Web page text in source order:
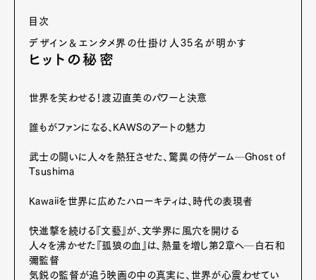
目次
デザイン＆エンタメ界の仕掛け人35名が明かす
ヒットの秘密
世界を笑わせる！渡辺直美のパワーと決意
誰もがファンになる、KAWSのアートの魅力
武士の闘いに人々を熱狂させた、驚異の侍ゲーム─Ghost of
Tsushima
Kawaiiを世界に広めたハローキティは、時代の表現者
快進撃を続ける『文藝』が、文学界に風穴を開ける
人々を沸かせた『孤狼の血』は、熱量を増し第2章へ─白石和
彌監督
気鋭の監督が追う映画の中の真実に、世界が心震わせてい